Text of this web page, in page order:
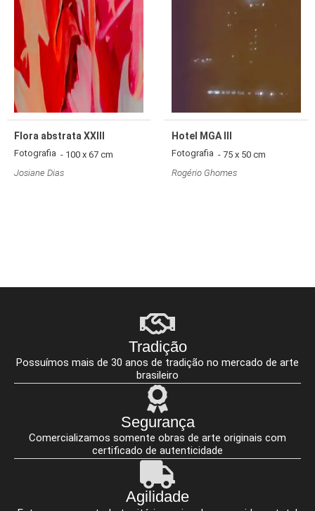
Flora abstrata XXIII
Fotografia - 100 x 67 cm
Josiane Dias
Hotel MGA III
Fotografia - 75 x 50 cm
Rogério Ghomes
Tradição
Possuímos mais de 30 anos de tradição no mercado de arte
brasileiro
Segurança
Comercializamos somente obras de arte originais com
certificado de autenticidade
Agilidade